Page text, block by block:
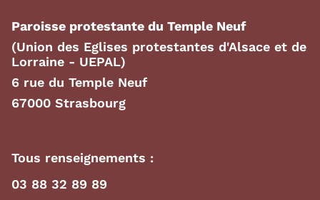
Paroisse protestante du Temple Neuf
(Union des Eglises protestantes d'Alsace et de
Lorraine - UEPAL)
6 rue du Temple Neuf
67000 Strasbourg
Tous renseignements :
03 88 32 89 89